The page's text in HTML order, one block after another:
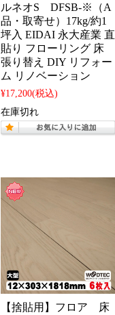
ルネオS DFSB-※（A
品・取寄せ）17kg/約1
坪入 EIDAI 永大産業 直
貼り フローリング 床
張り替え DIY リフォー
ム リノベーション
¥17,200(税込)
在庫切れ
【捨貼用】フロア 床